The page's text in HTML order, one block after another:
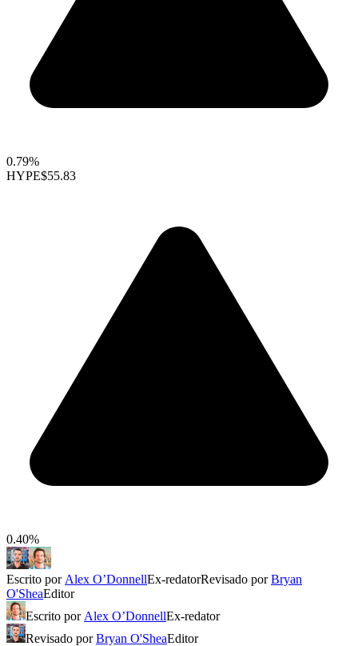
0.79%
HYPE$55.83
0.40%
Escrito por Alex O’DonnellEx-redatorRevisado porBryan
O'SheaEditor
Escrito por Alex O’DonnellEx-redator
Revisado porBryan O'SheaEditor